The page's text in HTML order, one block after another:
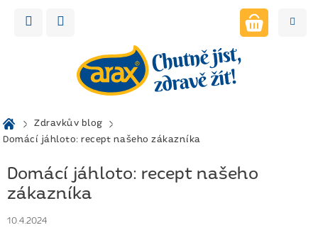
DomůZdravkův blog
Domácí jáhloto: recept našeho zákazníka
Domácí jáhloto: recept našeho
zákazníka
10.4.2024